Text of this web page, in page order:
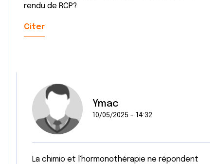
rendu de RCP?
Citer
Ymac
10/05/2025 - 14:32
La chimio et l'hormonothérapie ne répondent